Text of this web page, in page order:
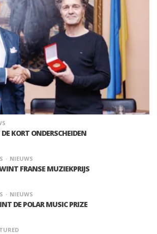
KORT ONDERSCHEIDEN
NIEUWS
FRANSE MUZIEKPRIJS
NIEUWS
DE POLAR MUSIC PRIZE